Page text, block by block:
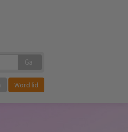
Ga
Word lid